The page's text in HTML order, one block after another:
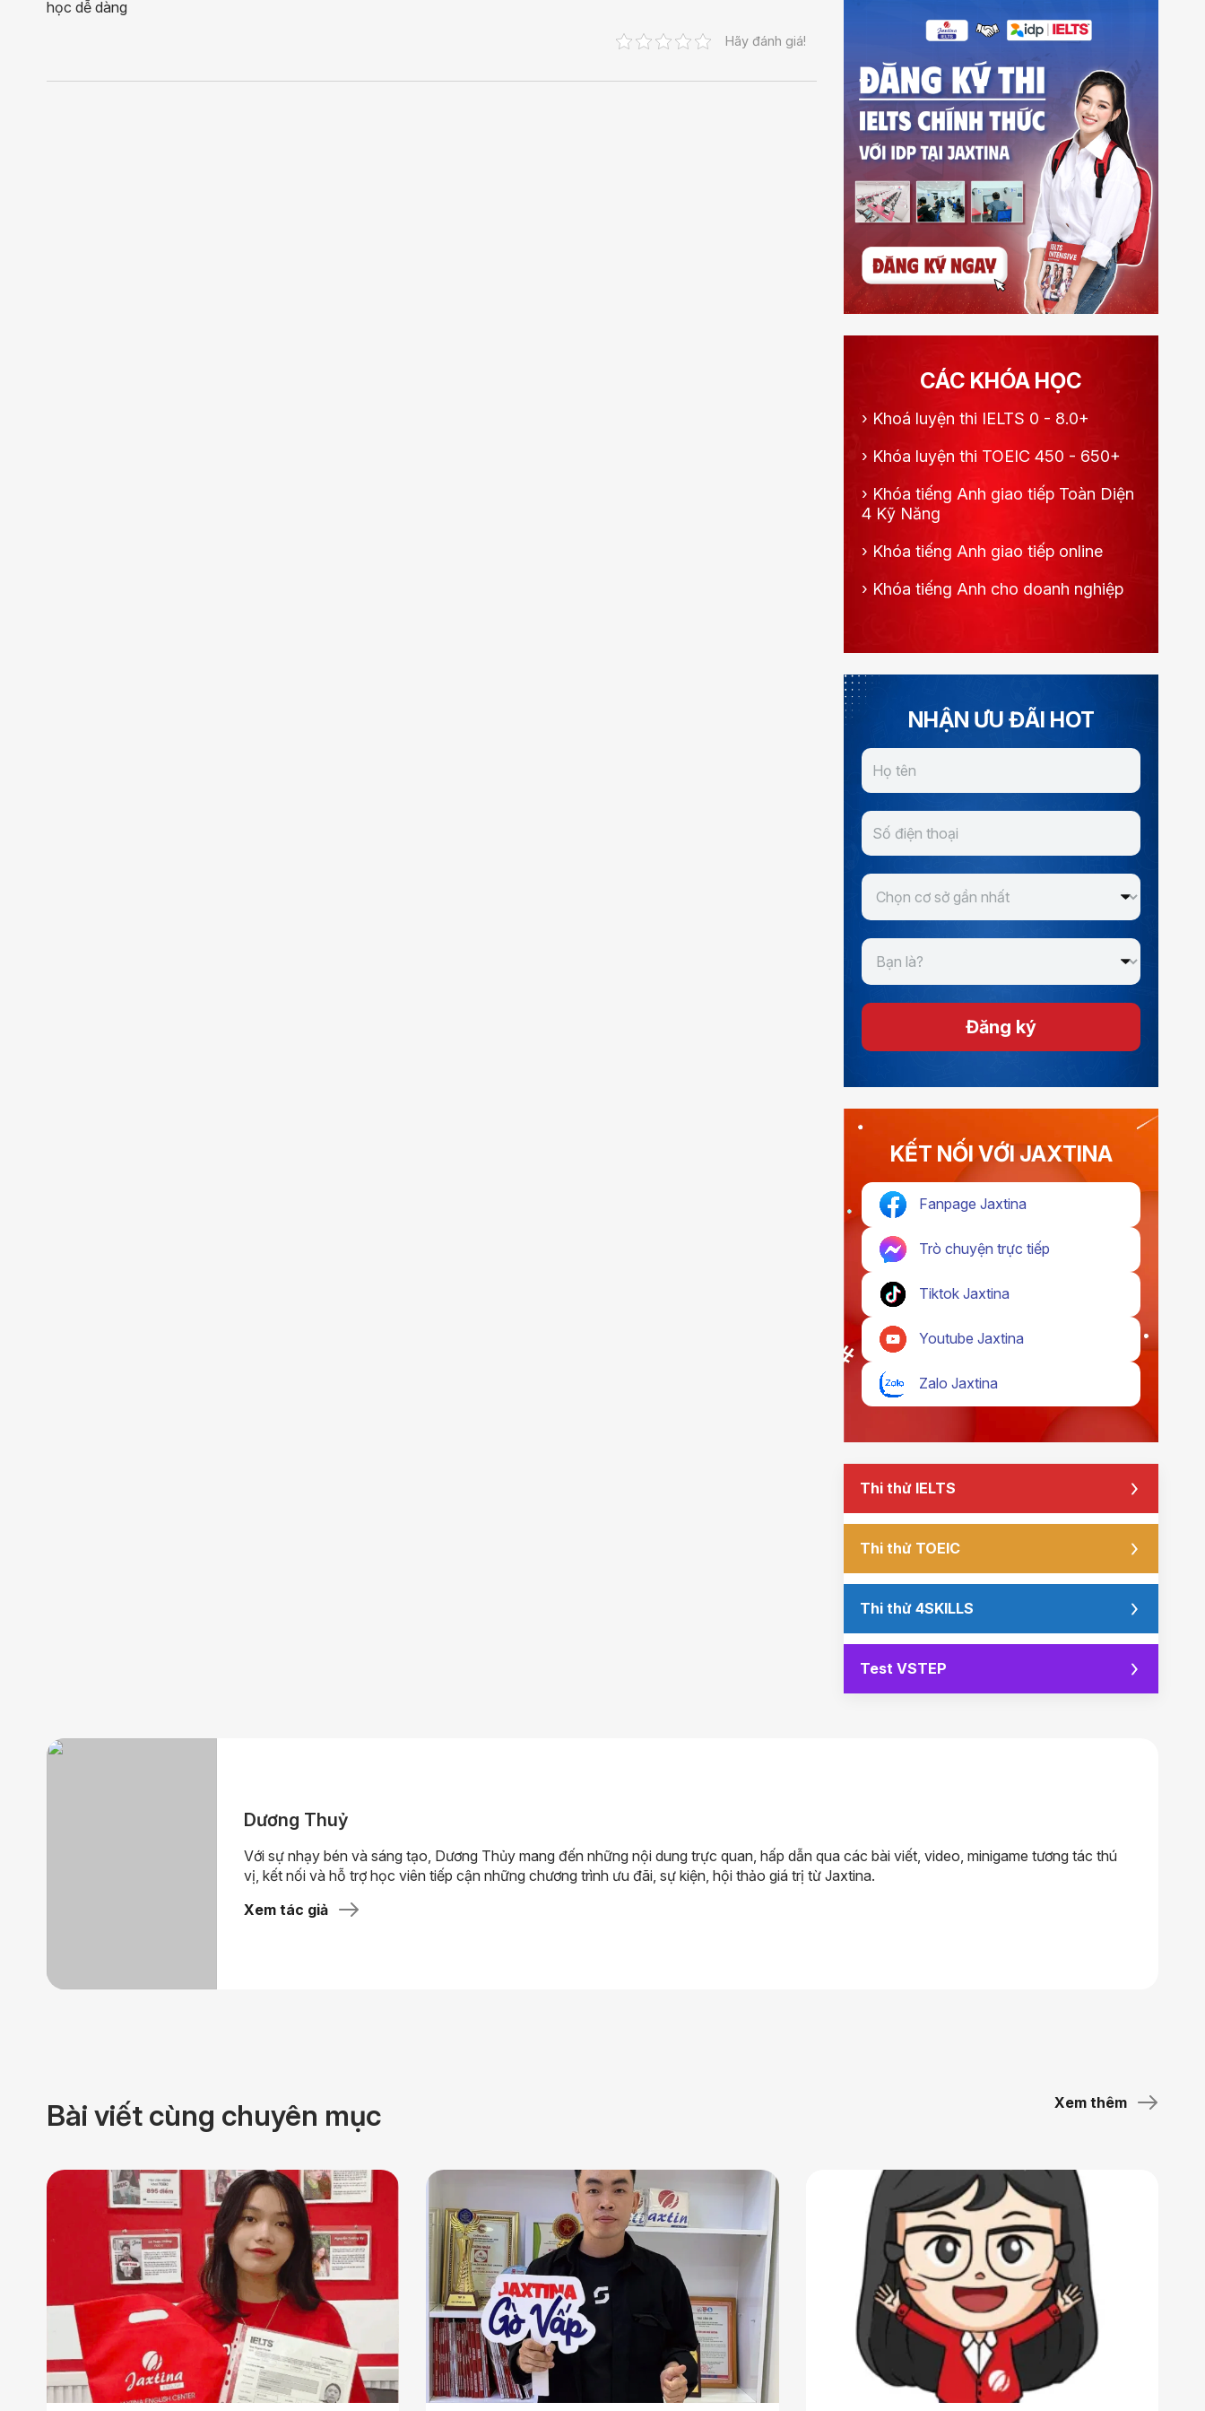
học dễ dàng
Hãy đánh giá!
CÁC KHÓA HỌC
› Khoá luyện thi IELTS 0 - 8.0+
› Khóa luyện thi TOEIC 450 - 650+
› Khóa tiếng Anh giao tiếp Toàn Diện
4 Kỹ Năng
› Khóa tiếng Anh giao tiếp online
› Khóa tiếng Anh cho doanh nghiệp
NHẬN ƯU ĐÃI HOT
Đăng ký
KẾT NỐI VỚI JAXTINA
Fanpage Jaxtina
Trò chuyện trực tiếp
Tiktok Jaxtina
Youtube Jaxtina
Zalo Jaxtina
Thi thử IELTS
Thi thử TOEIC
Thi thử 4SKILLS
Test VSTEP
Dương Thuỷ
Với sự nhạy bén và sáng tạo, Dương Thủy mang đến những nội dung trực quan, hấp dẫn qua các bài viết, video, minigame tương tác thú
vị, kết nối và hỗ trợ học viên tiếp cận những chương trình ưu đãi, sự kiện, hội thảo giá trị từ Jaxtina.
Xem tác giả
Bài viết cùng chuyên mục Xem thêm